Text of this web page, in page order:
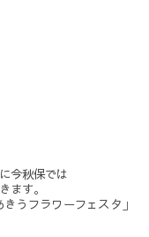
今秋保では
ます。
うフラワーフェスタ」